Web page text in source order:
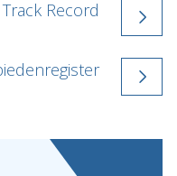
Track Record